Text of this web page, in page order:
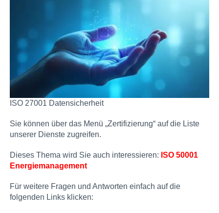
ISO 27001 Datensicherheit
Sie können über das Menü „Zertifizierung“ auf die Liste
unserer Dienste zugreifen.
Dieses Thema wird Sie auch interessieren: ISO 50001
Energiemanagement
Für weitere Fragen und Antworten einfach auf die
folgenden Links klicken: